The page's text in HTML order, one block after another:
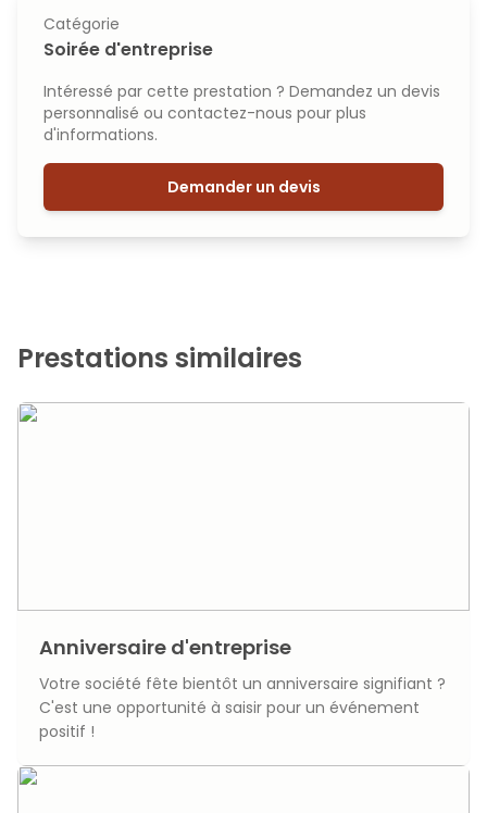
Catégorie
Soirée d'entreprise
Intéressé par cette prestation ? Demandez un devis
personnalisé ou contactez-nous pour plus
d'informations.
Demander un devis
Prestations similaires
Anniversaire d'entreprise
Votre société fête bientôt un anniversaire signifiant ?
C'est une opportunité à saisir pour un événement
positif !